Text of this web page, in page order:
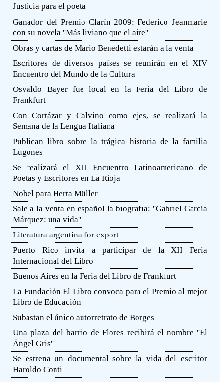
Justicia para el poeta
Ganador del Premio Clarín 2009: Federico Jeanmarie
con su novela ''Más liviano que el aire''
Obras y cartas de Mario Benedetti estarán a la venta
Escritores de diversos países se reunirán en el XIV
Encuentro del Mundo de la Cultura
Osvaldo Bayer fue local en la Feria del Libro de
Frankfurt
Con Cortázar y Calvino como ejes, se realizará la
Semana de la Lengua Italiana
Publican libro sobre la trágica historia de la familia
Lugones
Se realizará el XII Encuentro Latinoamericano de
Poetas y Escritores en La Rioja
Nobel para Herta Müller
Sale a la venta en español la biografia: ''Gabriel García
Márquez: una vida''
Literatura argentina for export
Puerto Rico invita a participar de la XII Feria
Internacional del Libro
Buenos Aires en la Feria del Libro de Frankfurt
La Fundación El Libro convoca para el Premio al mejor
Libro de Educación
Subastan el único autorretrato de Borges
Una plaza del barrio de Flores recibirá el nombre ''El
Ángel Gris''
Se estrena un documental sobre la vida del escritor
Haroldo Conti